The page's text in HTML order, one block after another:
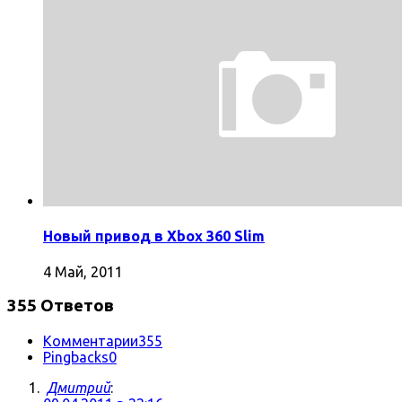
Новый привод в Xbox 360 Slim
4 Май, 2011
355 Ответов
Комментарии355
Pingbacks0
Дмитрий: